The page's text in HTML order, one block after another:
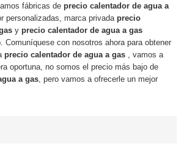
fábricas deprecio calentador de agua a
personalizadas, marca privadaprecio
yprecio calentador de agua a gas
Comuníquese con nosotros ahora para obtener
precio calentador de agua a gas , vamos a
oportuna, no somos el precio más bajo de
a gas , pero vamos a ofrecerle un mejor